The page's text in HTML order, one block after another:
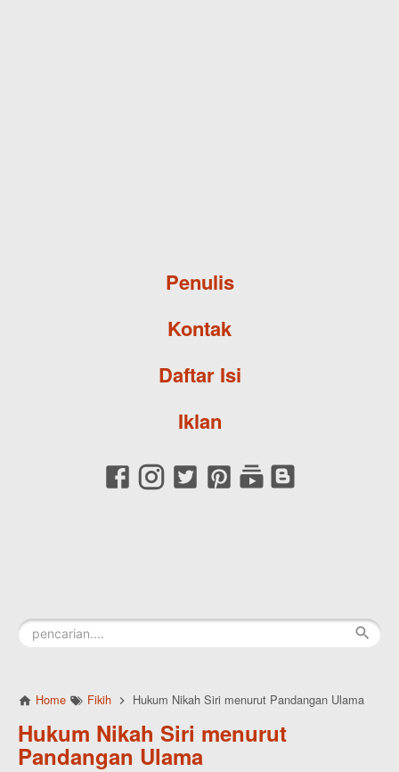
Penulis
Kontak
Daftar Isi
Iklan
Home Fikih Hukum Nikah Siri menurut Pandangan Ulama
Hukum Nikah Siri menurut
Pandangan Ulama